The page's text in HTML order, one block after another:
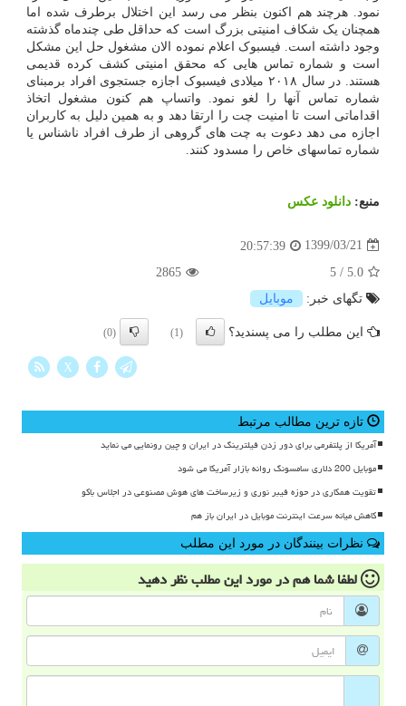
نمود. هرچند هم اکنون بنظر می رسد این اختلال برطرف شده اما
همچنان یک شکاف امنیتی بزرگ است که حداقل طی چندماه گذشته
وجود داشته است. فیسبوک اعلام نموده الان مشغول حل این مشکل
است و شماره تماس هایی که محقق امنیتی کشف کرده قدیمی
هستند. در سال ۲۰۱۸ میلادی فیسبوک اجازه جستجوی افراد برمبنای
شماره تماس آنها را لغو نمود. واتساپ هم کنون مشغول اتخاذ
اقداماتی است تا امنیت چت را ارتقا دهد و به همین دلیل به کاربران
اجازه می دهد دعوت به چت های گروهی از طرف افراد ناشناس یا
شماره تماسهای خاص را مسدود کنند.
منبع: دانلود عكس
1399/03/21
20:57:39
5.0
/
5
2865
تگهای خبر:
موبایل
این مطلب را می پسندید؟ (1)
(0)
X
تازه ترین مطالب مرتبط
آمریکا از پلتفرمی برای دور زدن فیلترینگ در ایران و چین رونمایی می نماید
موبایل 200 دلاری سامسونگ روانه بازار آمریکا می شود
تقویت همکاری در حوزه فیبر نوری و زیرساخت های هوش مصنوعی در اجلاس باکو
کاهش میانه سرعت اینترنت موبایل در ایران باز هم
نظرات بینندگان در مورد این مطلب
لطفا شما همدر مورد این مطلبنظر دهید